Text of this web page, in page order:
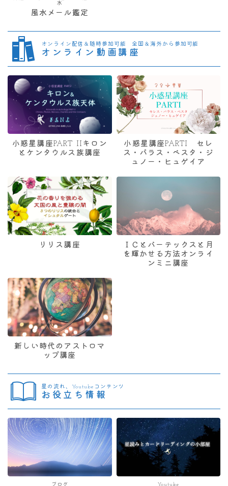
水
風水メール鑑定
オンライン配信＆随時参加可能 全国＆海外から参加可能
オンライン動画講座
小惑星講座PART IIキロン
とケンタウルス族講座
小惑星講座PARTI セレ
ス・パラス・ベスタ・ジ
ュノー・ヒュゲイア
リリス講座
ＩＣとバーテックスと月
を輝かせる方法オンライ
ンミニ講座
新しい時代のアストロマ
ップ講座
星の流れ、Youtubeコンテンツ
お役立ち情報
ブログ Youtube